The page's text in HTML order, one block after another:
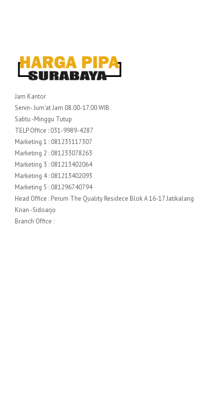
Jam Kantor
Senin- Jum’at Jam 08.00-17.00 WIB
Sabtu -Minggu Tutup
TELP Office : 031-9989-4287
Marketing 1 : 081235117307
Marketing 2 : 081233078263
Marketing 3 : 081213402064
Marketing 4 : 081213402093
Marketing 5 : 081296740794
Head Office : Perum The Quality Residece Blok A 16-17 Jatikalang
Krian -Sidoarjo
Branch Office :